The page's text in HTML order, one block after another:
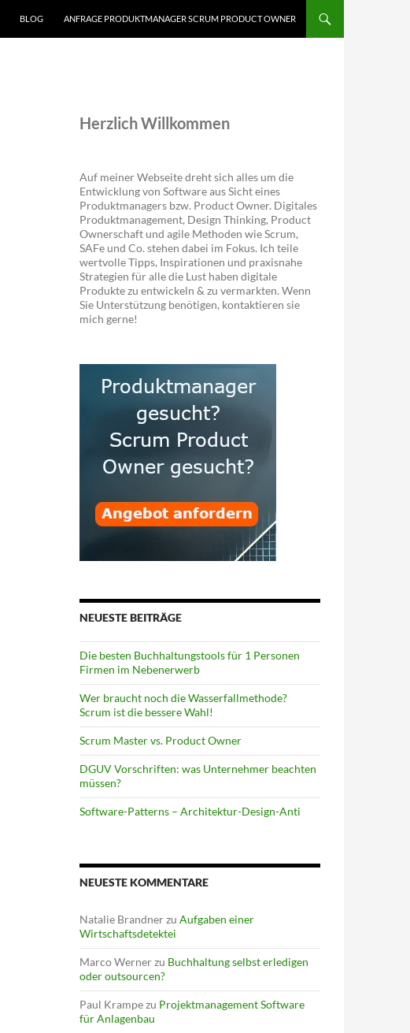
BLOG ANFRAGE PRODUKTMANAGER SCRUM PRODUCT OWNER
Herzlich Willkommen
Auf meiner Webseite dreht sich alles um die
Entwicklung von Software aus Sicht eines
Produktmanagers bzw. Product Owner. Digitales
Produktmanagement, Design Thinking, Product
Ownerschaft und agile Methoden wie Scrum,
SAFe und Co. stehen dabei im Fokus. Ich teile
wertvolle Tipps, Inspirationen und praxisnahe
Strategien für alle die Lust haben digitale
Produkte zu entwickeln & zu vermarkten. Wenn
Sie Unterstützung benötigen, kontaktieren sie
mich gerne!
NEUESTE BEITRÄGE
Die besten Buchhaltungstools für 1 Personen
Firmen im Nebenerwerb
Wer braucht noch die Wasserfallmethode?
Scrum ist die bessere Wahl!
Scrum Master vs. Product Owner
DGUV Vorschriften: was Unternehmer beachten
müssen?
Software-Patterns – Architektur-Design-Anti
NEUESTE KOMMENTARE
Natalie Brandnerzu Aufgaben einer
Wirtschaftsdetektei
Marco Wernerzu Buchhaltung selbst erledigen
oder outsourcen?
Paul Krampezu Projektmanagement Software
für Anlagenbau